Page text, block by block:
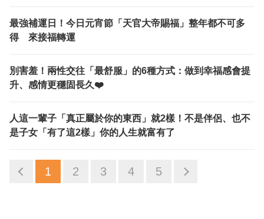
最強補運日！今日元宵節「天官大帝賜福」整年都不可多
得 來接福轉運
別害羞！兩性交往「最舒服」的6種方式：做到幸福感會提
升、感情更穩固長久❤️
人這一輩子「真正屬於你的東西」就2樣！不是伴侶、也不
是子女「有了這2樣」你的人生就富有了
1 2 3 4 5